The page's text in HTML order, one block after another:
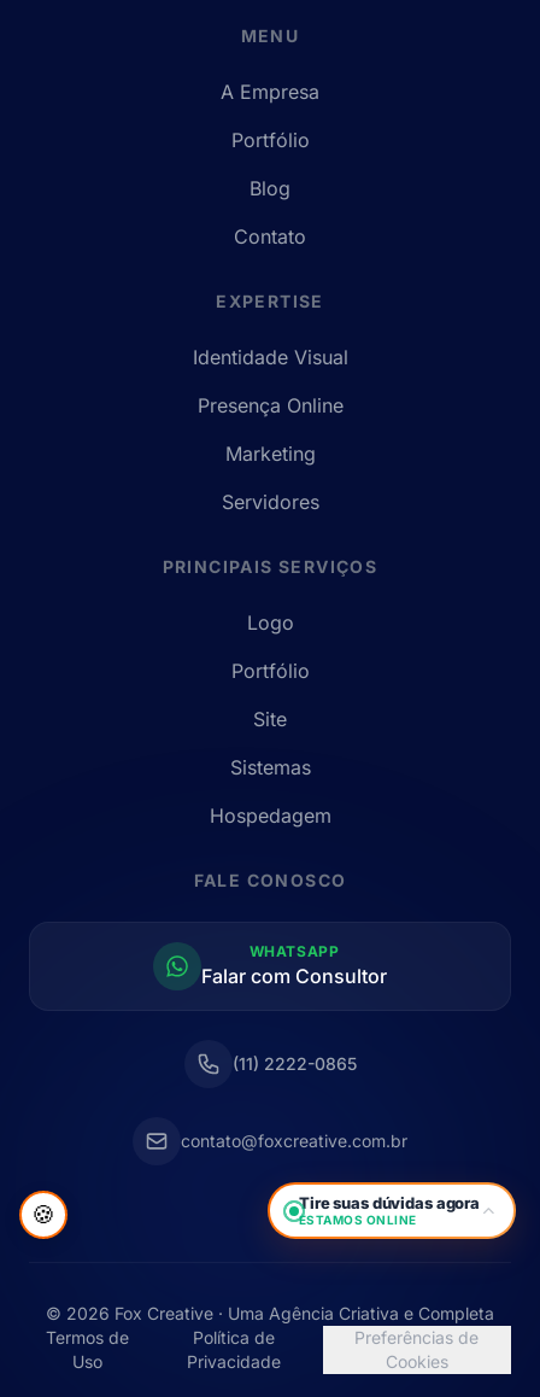
MENU
A Empresa
Portfólio
Blog
Contato
EXPERTISE
Identidade Visual
Presença Online
Marketing
Servidores
PRINCIPAIS SERVIÇOS
Logo
Portfólio
Site
Sistemas
Hospedagem
FALE CONOSCO
WHATSAPP
Falar com Consultor
(11) 2222-0865
contato@foxcreative.com.br
© 2026 Fox Creative · Uma Agência Criativa e Completa
Termos de
Uso
Política de
Privacidade
Preferências de
Cookies
Tire suas dúvidas agora
ESTAMOS ONLINE
🍪